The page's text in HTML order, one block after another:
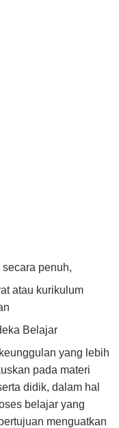
penuh,
atau kurikulum
Belajar
yang lebih
pada materi
didik, dalam hal
belajar yang
menguatkan